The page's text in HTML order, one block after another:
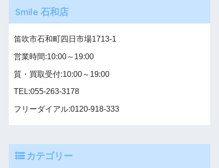
Smile 石和店
笛吹市石和町四日市場1713-1
営業時間:10:00～19:00
質・買取受付:10:00～19:00
TEL:055-263-3178
フリーダイアル:0120-918-333
カテゴリー